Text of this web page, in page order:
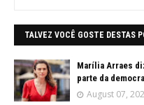
TALVEZ VOCÊ GOSTE DESTAS
Marília Arraes
parte da
August 07,